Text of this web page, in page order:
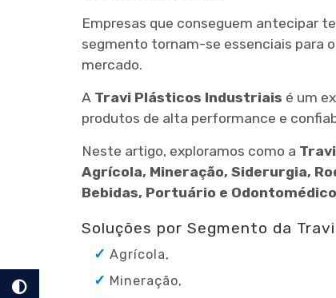
Empresas que conseguem antecipar
segmento tornam-se essenciais para
mercado.
A Travi Plásticos Industriais é um
produtos de alta performance e
Neste artigo, exploramos como a
Agrícola, Mineração, Siderurgia,
Bebidas, Portuário e
Soluções por Segmento da
Agrícola,
Mineração,